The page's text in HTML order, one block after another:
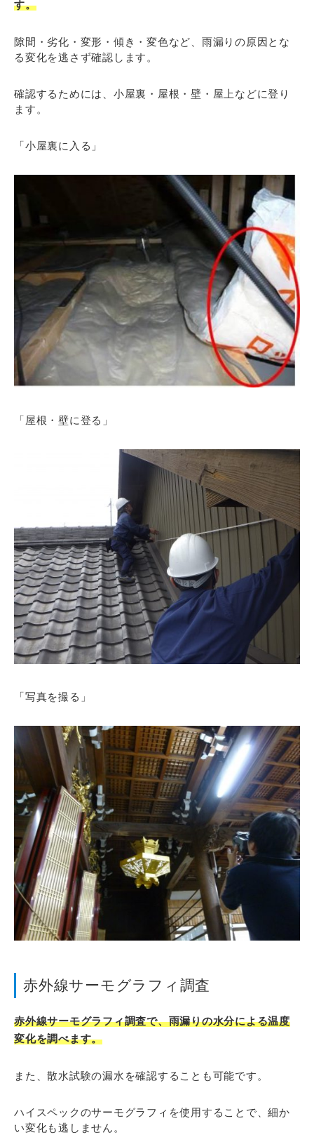
す。
隙間・劣化・変形・傾き・変色など、雨漏りの原因とな
る変化を逃さず確認します。
確認するためには、小屋裏・屋根・壁・屋上などに登り
ます。
「小屋裏に入る」
「屋根・壁に登る」
「写真を撮る」
赤外線サーモグラフィ調査
赤外線サーモグラフィ調査で、雨漏りの水分による温度
変化を調べます。
また、散水試験の漏水を確認することも可能です。
ハイスペックのサーモグラフィを使用することで、細か
い変化も逃しません。